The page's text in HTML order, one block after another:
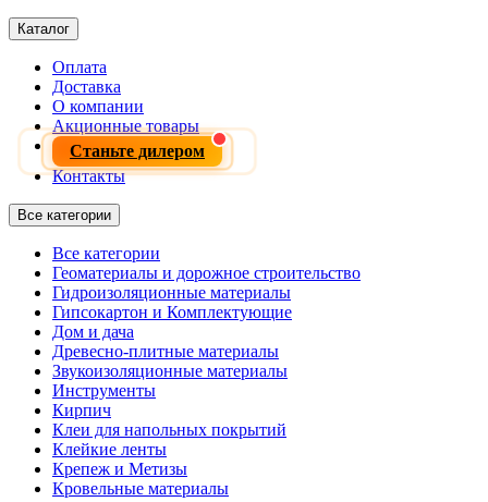
Каталог
Оплата
Доставка
О компании
Акционные товары
Станьте дилером
Контакты
Все категории
Все категории
Геоматериалы и дорожное строительство
Гидроизоляционные материалы
Гипсокартон и Комплектующие
Дом и дача
Древесно-плитные материалы
Звукоизоляционные материалы
Инструменты
Кирпич
Клеи для напольных покрытий
Клейкие ленты
Крепеж и Метизы
Кровельные материалы